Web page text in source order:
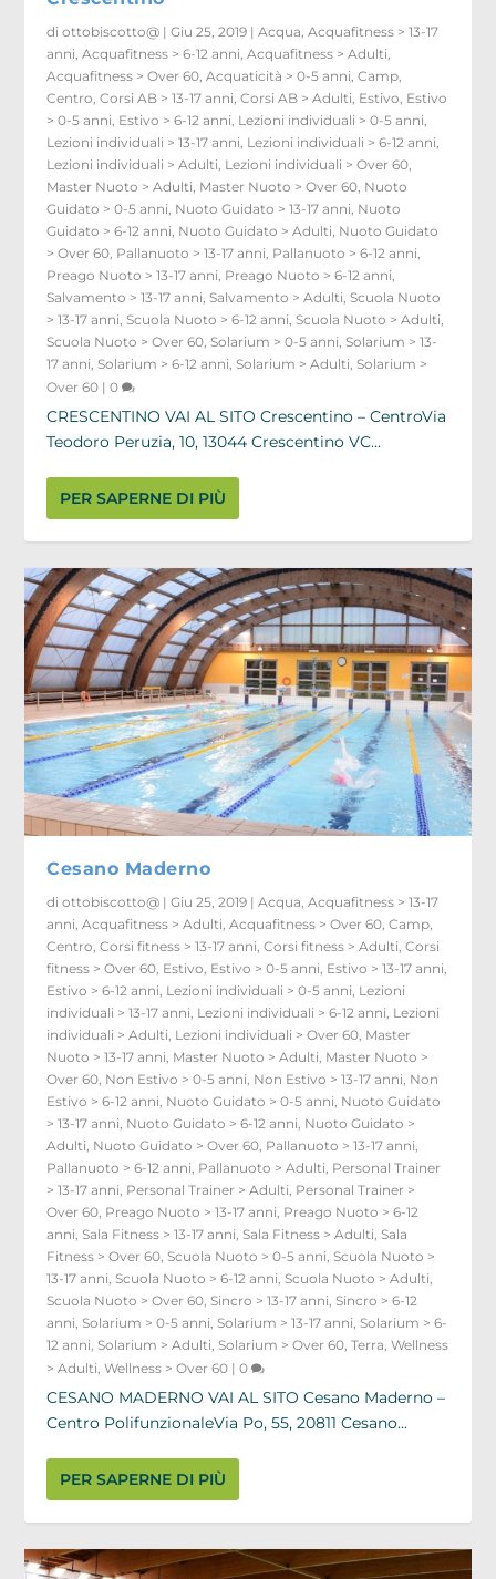
diottobiscotto@ |Giu 25, 2019 |Acqua,Acquafitness > 13-17
anni,Acquafitness > 6-12 anni,Acquafitness > Adulti,
Acquafitness > Over 60,Acquaticità > 0-5 anni,Camp,
Centro,Corsi AB > 13-17 anni,Corsi AB > Adulti, Estivo, Estivo
> 0-5 anni, Estivo > 6-12 anni, Lezioni individuali > 0-5 anni,
Lezioni individuali > 13-17 anni, Lezioni individuali > 6-12 anni,
Lezioni individuali > Adulti, Lezioni individuali > Over 60,
Master Nuoto > Adulti, Master Nuoto > Over 60, Nuoto
Guidato > 0-5 anni, Nuoto Guidato > 13-17 anni, Nuoto
Guidato > 6-12 anni, Nuoto Guidato > Adulti, Nuoto Guidato
> Over 60, Pallanuoto > 13-17 anni, Pallanuoto > 6-12 anni,
Preago Nuoto > 13-17 anni, Preago Nuoto > 6-12 anni,
Salvamento > 13-17 anni,Salvamento > Adulti,Scuola Nuoto
> 13-17 anni,Scuola Nuoto > 6-12 anni,Scuola Nuoto > Adulti,
Scuola Nuoto > Over 60,Solarium > 0-5 anni,Solarium > 13-
17 anni,Solarium > 6-12 anni,Solarium > Adulti,Solarium >
Over 60 |0
CRESCENTINO VAI AL SITO Crescentino – CentroVia
Teodoro Peruzia, 10, 13044 Crescentino VC...
PER SAPERNE DI PIÙ
Cesano Maderno
diottobiscotto@ |Giu 25, 2019 |Acqua ,Acquafitness > 13-17
anni ,Acquafitness > Adulti ,Acquafitness > Over 60 ,Camp
Centro ,Corsi fitness > 13-17 anni ,Corsi fitness > Adulti ,Corsi
fitness > Over 60 Estivo Estivo > 0-5 anni Estivo > 13-17 anni
Estivo > 6-12 anni Lezioni individuali > 0-5 anni Lezioni
individuali > 13-17 anni Lezioni individuali > 6-12 anni Lezioni
individuali > Adulti Lezioni individuali > Over 60 Master
Nuoto > 13-17 anni Master Nuoto > Adulti Master Nuoto >
Over 60 Non Estivo > 0-5 anni Non Estivo > 13-17 anni Non
Estivo > 6-12 anni Nuoto Guidato > 0-5 anni Nuoto Guidato
> 13-17 anni Nuoto Guidato > 6-12 anni Nuoto Guidato >
Adulti Nuoto Guidato > Over 60 Pallanuoto > 13-17 anni
Pallanuoto > 6-12 anni Pallanuoto > Adulti Personal Trainer
> 13-17 anni Personal Trainer > Adulti Personal Trainer >
Over 60 Preago Nuoto > 13-17 anni Preago Nuoto > 6-12
anni ,Sala Fitness > 13-17 anni ,Sala Fitness > Adulti ,Sala
Fitness > Over 60 ,Scuola Nuoto > 0-5 anni ,Scuola Nuoto >
13-17 anni ,Scuola Nuoto > 6-12 anni ,Scuola Nuoto > Adulti
Scuola Nuoto > Over 60 ,Sincro > 13-17 anni ,Sincro > 6-12
anni ,Solarium > 0-5 anni ,Solarium > 13-17 anni ,Solarium > 6-
12 anni ,Solarium > Adulti ,Solarium > Over 60 ,Terra ,Wellness
> Adulti ,Wellness > Over 60 |0
CESANO MADERNO VAI AL SITO Cesano Maderno –
Centro PolifunzionaleVia Po, 55, 20811 Cesano...
PER SAPERNE DI PIÙ